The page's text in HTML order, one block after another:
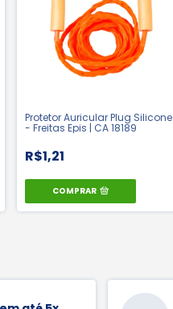
Protetor Auricular Plug Silicone
- Freitas Epis | CA 18189
R$1,21
COMPRAR